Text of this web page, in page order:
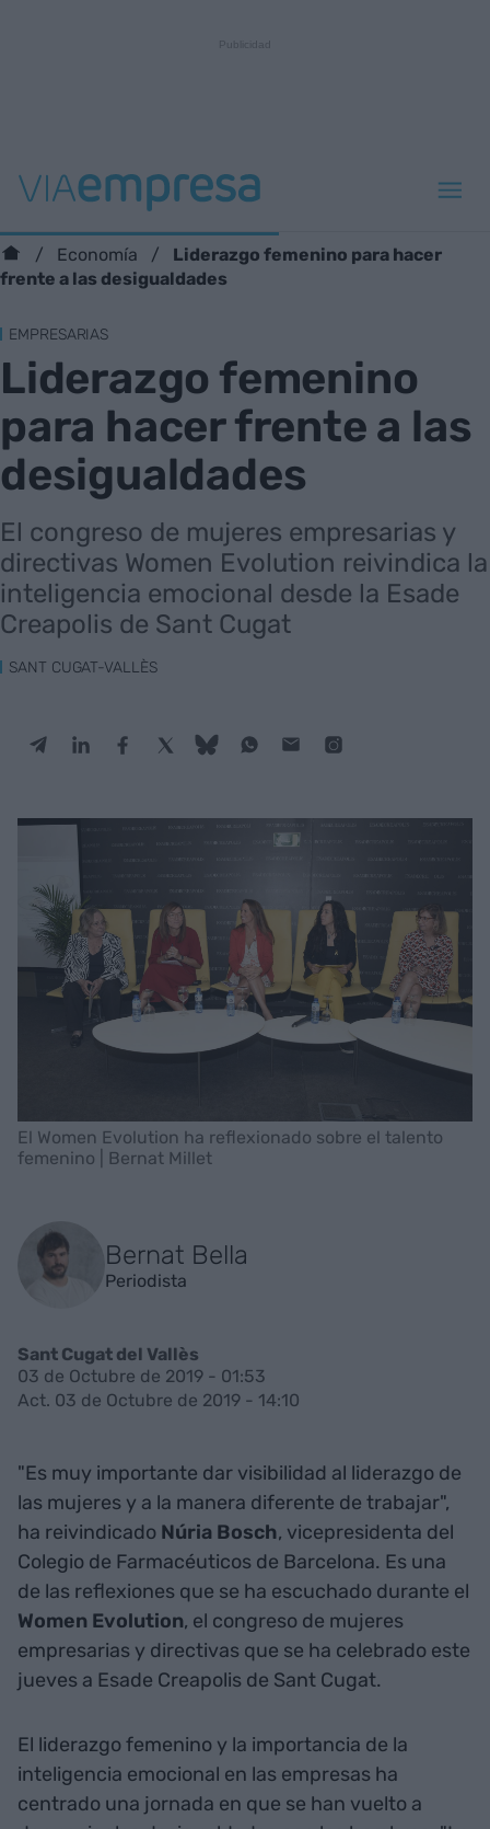
Economía
Liderazgo femenino para hacer
frente a las desigualdades
EMPRESARIAS
Liderazgo femenino
para hacer frente a las
desigualdades
El congreso de mujeres empresarias y
directivas Women Evolution reivindica la
inteligencia emocional desde la Esade
Creapolis de Sant Cugat
SANT CUGAT-VALLÈS
El Women Evolution ha reflexionado sobre el talento
femenino | Bernat Millet
Bernat Bella
Periodista
Sant Cugat del Vallès
03 de Octubre de 2019 - 01:53
Act. 03 de Octubre de 2019 - 14:10
"Es muy importante dar visibilidad al liderazgo de
las mujeres y a la manera diferente de trabajar",
ha reivindicado Núria Bosch, vicepresidenta del
Colegio de Farmacéuticos de Barcelona. Es una
de las reflexiones que se ha escuchado durante el
Women Evolution, el congreso de mujeres
empresarias y directivas que se ha celebrado este
jueves a Esade Creapolis de Sant Cugat.
El liderazgo femenino y la importancia de la
inteligencia emocional en las empresas ha
centrado una jornada en que se han vuelto a